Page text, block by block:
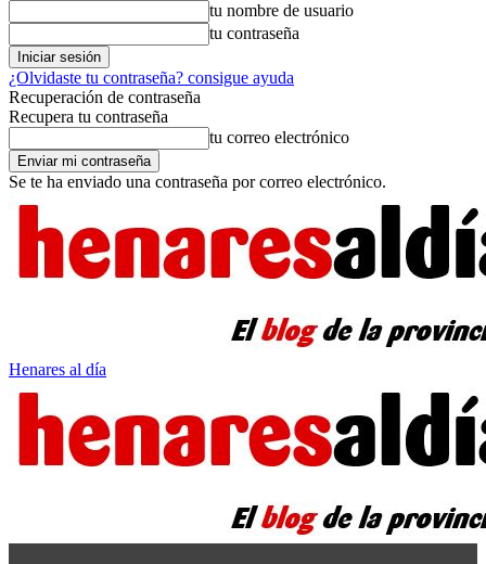
tu nombre de usuario
tu contraseña
¿Olvidaste tu contraseña? consigue ayuda
Recuperación de contraseña
Recupera tu contraseña
tu correo electrónico
Se te ha enviado una contraseña por correo electrónico.
Henares al día